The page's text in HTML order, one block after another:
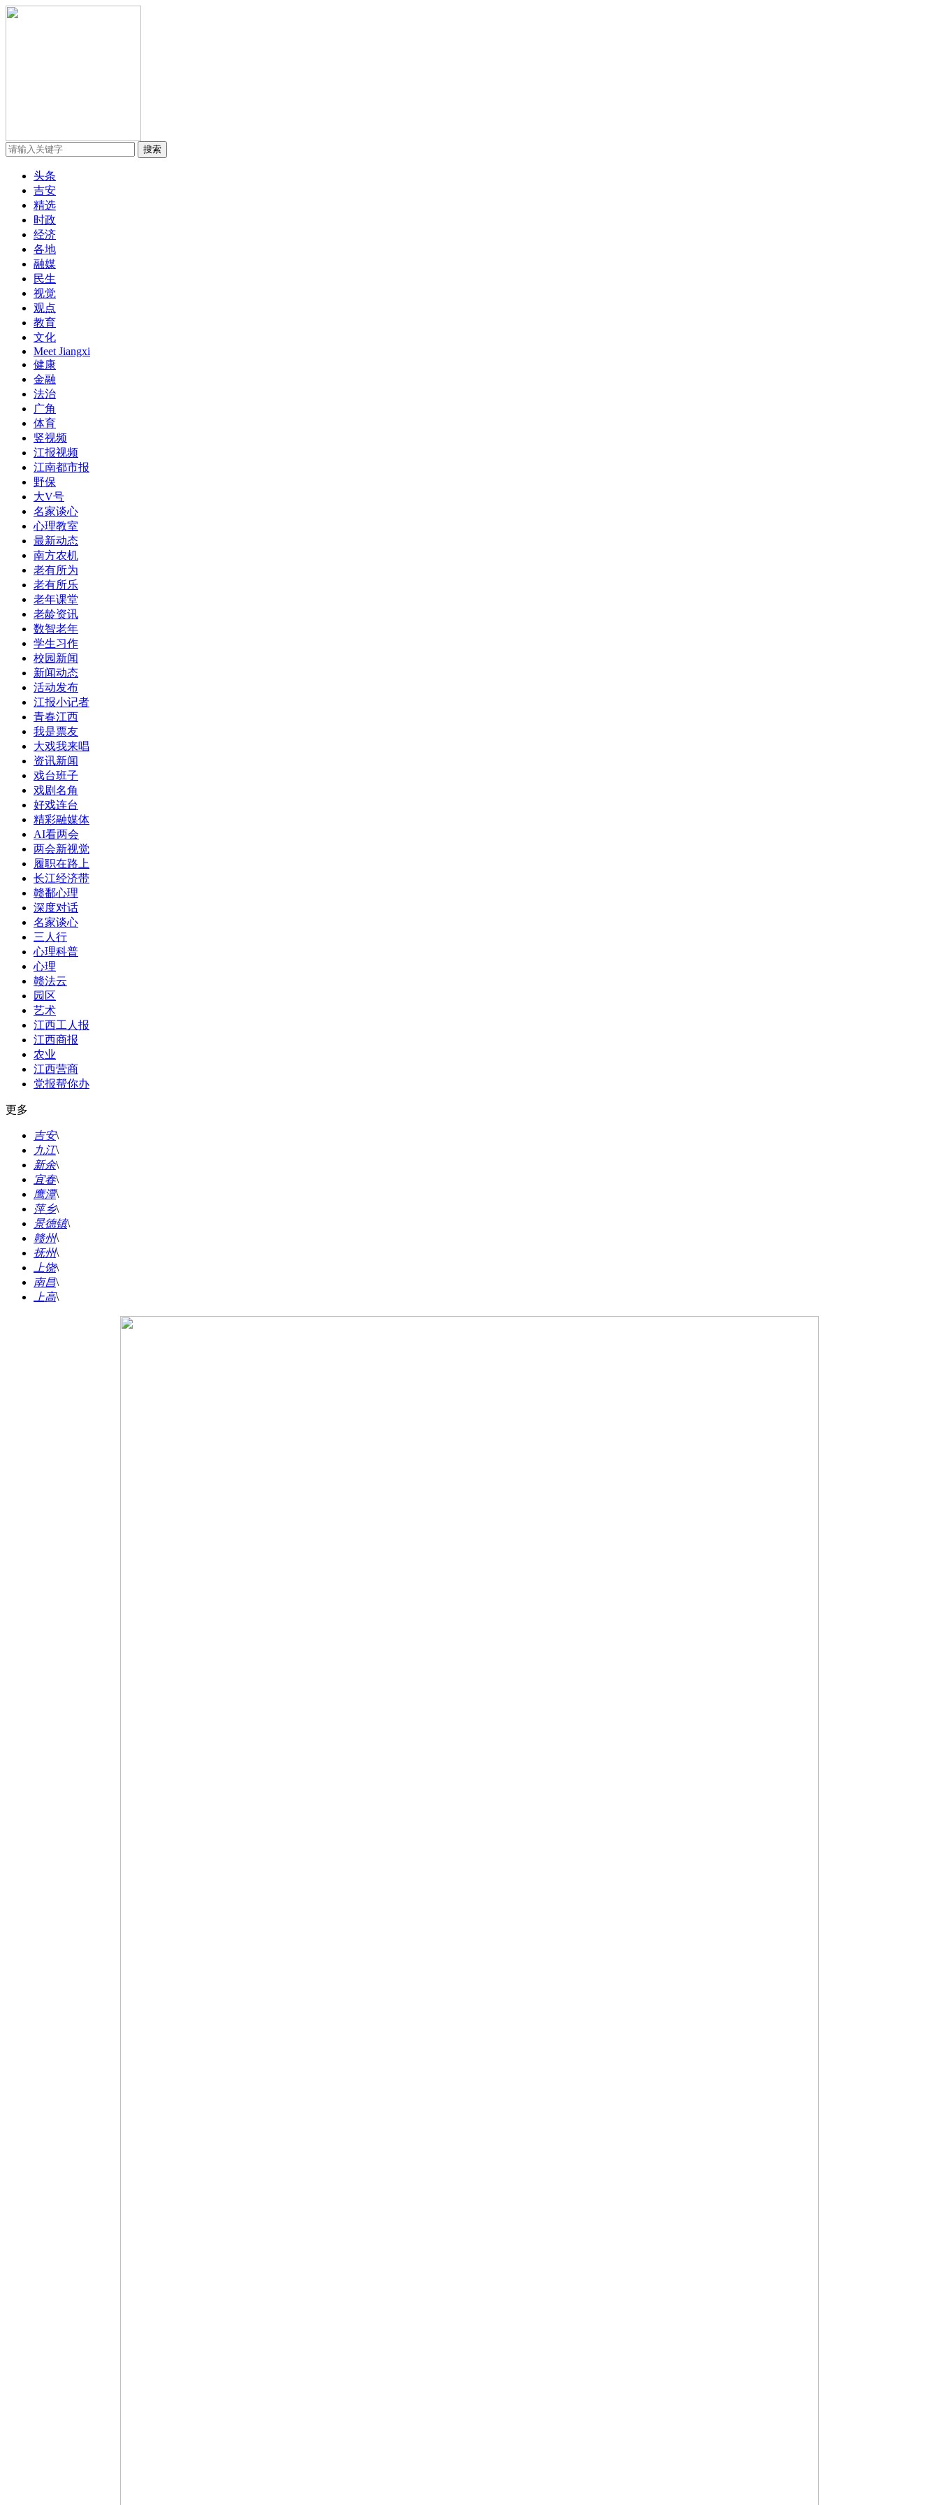
头条
吉安
精选
时政
经济
各地
融媒
民生
视觉
观点
教育
文化
Meet Jiangxi
健康
金融
法治
广角
体育
竖视频
江报视频
江南都市报
野保
大V号
名家谈心
心理教室
最新动态
南方农机
老有所为
老有所乐
老年课堂
老龄资讯
数智老年
学生习作
校园新闻
新闻动态
活动发布
江报小记者
青春江西
我是票友
大戏我来唱
资讯新闻
戏台班子
戏剧名角
好戏连台
精彩融媒体
AI看两会
两会新视觉
履职在路上
长江经济带
赣鄱心理
深度对话
名家谈心
三人行
心理科普
心理
赣法云
园区
艺术
江西工人报
江西商报
农业
江西营商
党报帮你办
更多
吉安\
九江\
新余\
宜春\
鹰潭\
萍乡\
景德镇\
赣州\
抚州\
上饶\
南昌\
上高\